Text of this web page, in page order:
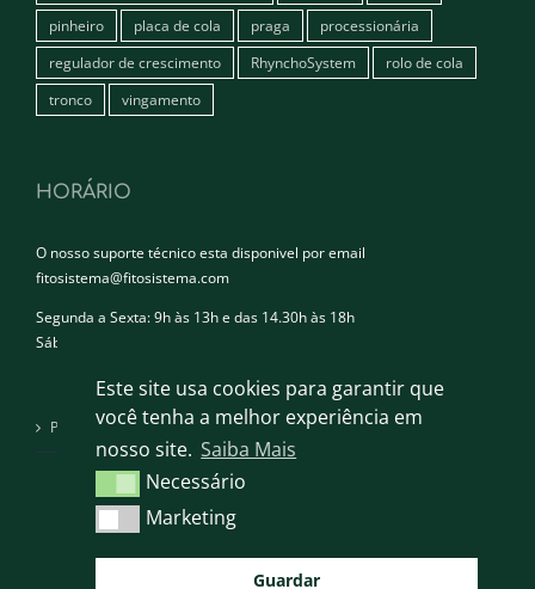
Este site usa cookies para garantir que
você tenha a melhor experiência em
nosso site. Saiba Mais
Necessário
Necessário
MarketingMarketing
Guardar
pinheiro
placa de cola praga
processionária
regulador de crescimento
RhynchoSystem
rolo de cola
tronco
vingamento
HORÁRIO
O nosso suporte técnico esta disponivel por email
fitosistema@fitosistema.com
Segunda a Sexta: 9h às 13h e das 14.30h às 18h
Sábado e Domingo: Encerrado
Política de privacidade